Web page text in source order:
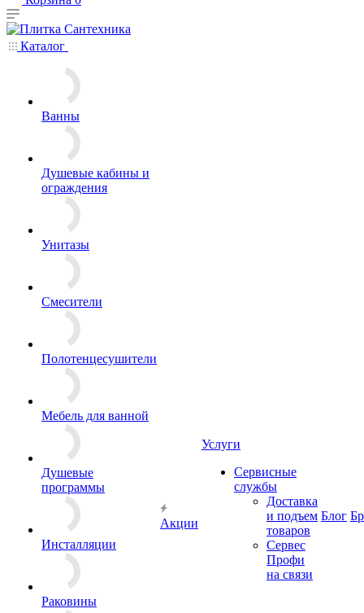
Каталог
Ванны
Душевые кабины и
ограждения
Унитазы
Смесители
Полотенцесушители
Мебель для ванной
Душевые
программы
Инсталляции
Раковины
Акции
Услуги
Сервисные
службы
Доставка
и подъем
товаров
Сервес
Профи
на связи
Блог